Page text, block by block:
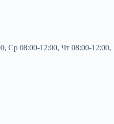
Ср 08:00-12:00, Чт 08:00-12:00,